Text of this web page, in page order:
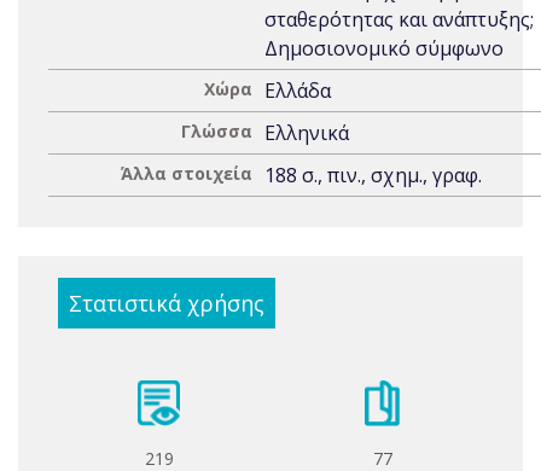
σταθερότητας και ανάπτυξης;
Δημοσιονομικό σύμφωνο
Χώρα Ελλάδα
Γλώσσα Ελληνικά
Άλλα στοιχεία 188 σ., πιν., σχημ., γραφ.
Στατιστικά χρήσης
219 77